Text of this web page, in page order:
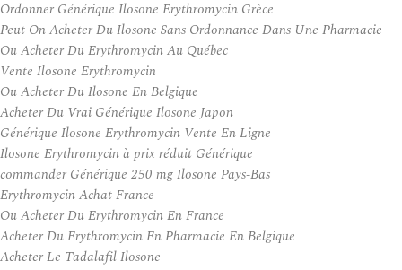
Ordonner Générique Ilosone Erythromycin Grèce
Peut On Acheter Du Ilosone Sans Ordonnance Dans Une Pharmacie
Ou Acheter Du Erythromycin Au Québec
Vente Ilosone Erythromycin
Ou Acheter Du Ilosone En Belgique
Acheter Du Vrai Générique Ilosone Japon
Générique Ilosone Erythromycin Vente En Ligne
Ilosone Erythromycin à prix réduit Générique
commander Générique 250 mg Ilosone Pays-Bas
Erythromycin Achat France
Ou Acheter Du Erythromycin En France
Acheter Du Erythromycin En Pharmacie En Belgique
Acheter Le Tadalafil Ilosone